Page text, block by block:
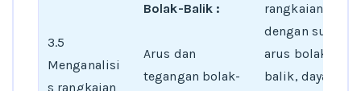
3.5
Menganalisi
s rangkaian
Bolak-Balik :
Arus dan
tegangan bolak-
rangkaian RLC
dengan sumber
arus bolak-
balik, daya